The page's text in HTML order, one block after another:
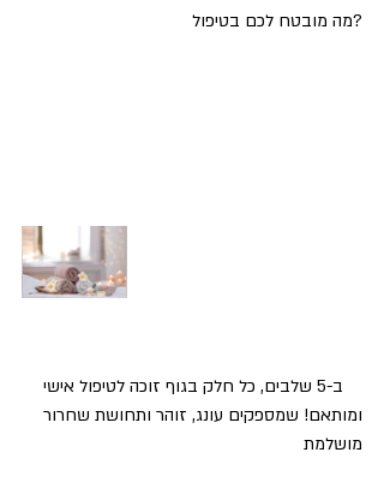
?מה מובטח לכם בטיפול
    ב-5 שלבים, כל חלק בגוף זוכה לטיפול אישי
ומותאם! שמספקים עונג, זוהר ותחושת שחרור
מושלמת